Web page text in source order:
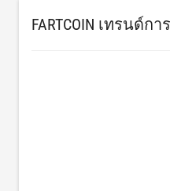
FARTCOIN เทรนด์ก